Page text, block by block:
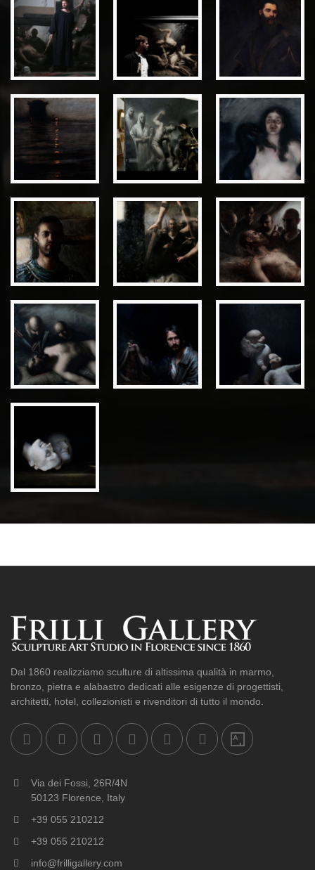
Dal 1860 realizziamo sculture di altissima qualità in marmo,
bronzo, pietra e alabastro dedicati alle esigenze di progettisti,
architetti, hotel, collezionisti e rivenditori di tutto il mondo.
Via dei Fossi, 26R/4N
50123 Florence, Italy
+39 055 210212
+39 055 210212
info@frilligallery.com